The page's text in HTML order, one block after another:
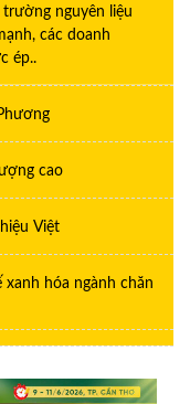
nguyên liệu
các doanh
ép..
cao
Việt
xanh hóa ngành chăn